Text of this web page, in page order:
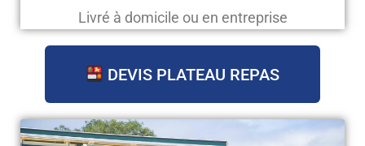
Livré à domicile ou en entreprise
DEVIS PLATEAU REPAS